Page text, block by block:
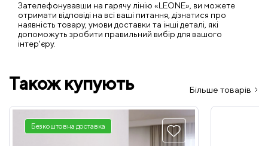
Зателефонувавши на гарячу лінію «LEONE», ви можете
отримати відповіді на всі ваші питання, дізнатися про
наявність товару, умови доставки та інші деталі, які
допоможуть зробити правильний вибір для вашого
інтер'єру.
Також купують Більше товарів
Безкоштовна доставка